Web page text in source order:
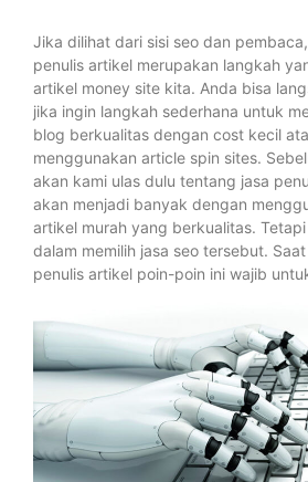
Jika dilihat dari sisi seo dan
penulis artikel merupakan langkah
artikel money site kita. Anda bisa
jika ingin langkah sederhana untuk
blog berkualitas dengan cost kecil
menggunakan article spin sites.
akan kami ulas dulu tentang jasa
akan menjadi banyak dengan
artikel murah yang berkualitas.
dalam memilih jasa seo tersebut.
penulis artikel poin-poin ini wajib